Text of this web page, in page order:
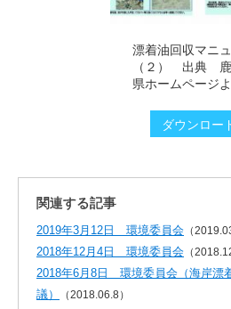
漂着油回収マニ
（２） 出典
県ホームページ
ダウンロー
関連する記事
2019年3月12日 環境委員会 （
2018年12月4日 環境委員会 （
2018年6月8日 環境委員会（海岸漂
議）
（2018.06.8）